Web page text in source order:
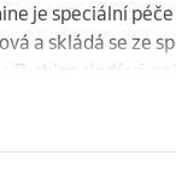
je speciální
a skládá se ze
P-shine dodává
a třepení nehtů.